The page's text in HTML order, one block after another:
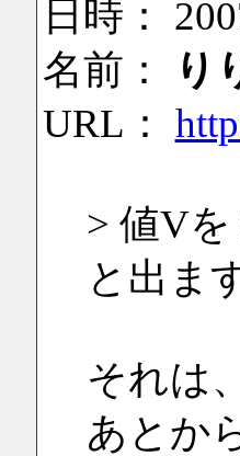
日時：
名前：
り
URL：
> 値V
と出ま
それは
あとか